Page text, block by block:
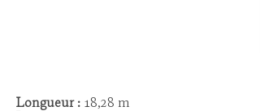
Longueur : 18,28 m